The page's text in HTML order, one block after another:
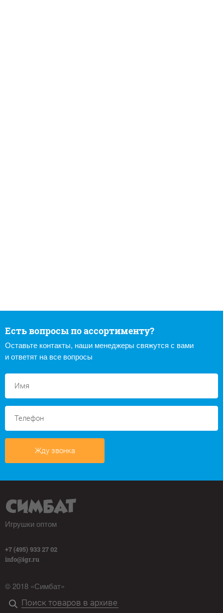
Есть вопросы по ассортименту?
Оставьте контакты, наши менеджеры свяжутся с вами
и ответят на все вопросы
Жду звонка
Игрушки оптом
+7 (495) 933 27 02
info@igr.ru
© 2018 «Симбат»